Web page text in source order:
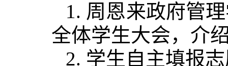
1. 周恩来政府管
全体学生大会，介
2. 学生自主填报